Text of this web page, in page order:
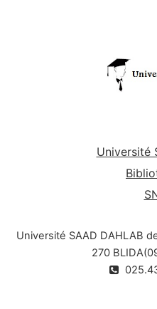
Université
Université SAAD DAHLAB
270